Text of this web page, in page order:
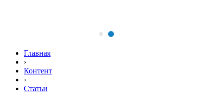
Главная
›
Контент
›
Статьи